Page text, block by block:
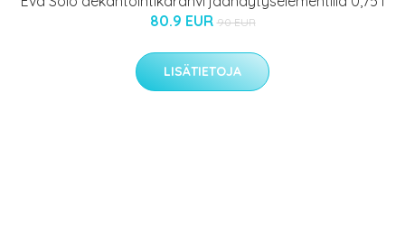
80.9 EUR 90 EUR
LISÄTIETOJA